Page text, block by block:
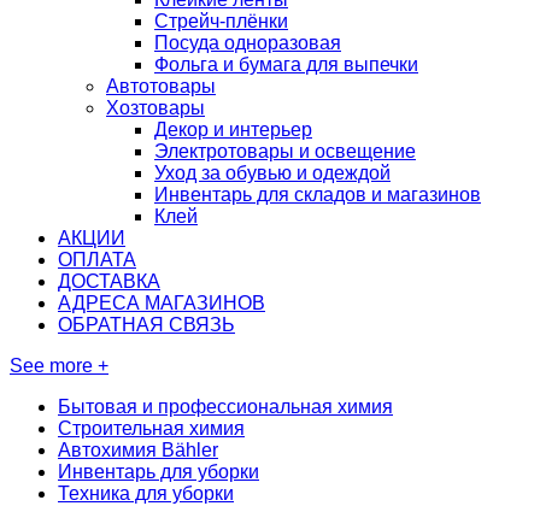
Стрейч-плёнки
Посуда одноразовая
Фольга и бумага для выпечки
Автотовары
Хозтовары
Декор и интерьер
Электротовары и освещение
Уход за обувью и одеждой
Инвентарь для складов и магазинов
Клей
АКЦИИ
ОПЛАТА
ДОСТАВКА
АДРЕСА МАГАЗИНОВ
ОБРАТНАЯ СВЯЗЬ
See more +
Бытовая и профессиональная химия
Строительная химия
Автохимия Bähler
Инвентарь для уборки
Техника для уборки